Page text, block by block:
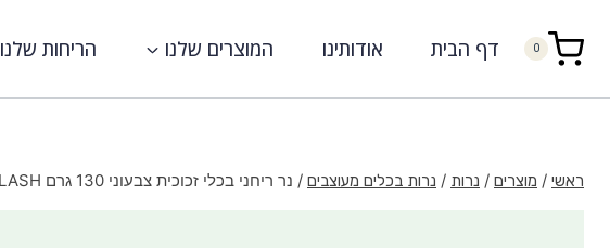
0 דף הבית אודותינו המוצרים שלנו הריחות שלנו
ראשי / מוצרים / נרות / נרות בכלים מעוצבים / נר ריחני בכלי זכוכית צבעוני 130 גרם SPLASH